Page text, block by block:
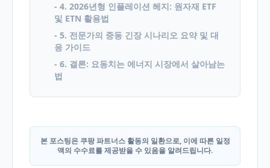
- 4. 2026년형 인플레이션 헤지: 원자재 ETF
및 ETN 활용법
- 5. 전문가의 중동 긴장 시나리오 요약 및 대
응 가이드
- 6. 결론: 요동치는 에너지 시장에서 살아남는
법
본 포스팅은 쿠팡 파트너스 활동의 일환으로, 이에 따른 일정
액의 수수료를 제공받을 수 있음을 알려드립니다.